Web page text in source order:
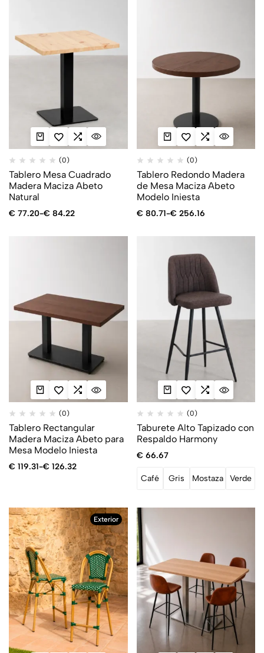
(0)
Tablero Mesa Cuadrado
Madera Maciza Abeto
Natural
€ 77.20-€ 84.22
(0)
Tablero Redondo Madera
de Mesa Maciza Abeto
Modelo Iniesta
€ 80.71-€ 256.16
(0)
Tablero Rectangular
Madera Maciza Abeto para
Mesa Modelo Iniesta
€ 119.31-€ 126.32
(0)
Taburete Alto Tapizado con
Respaldo Harmony
€ 66.67
Café Gris Mostaza Verde
Exterior